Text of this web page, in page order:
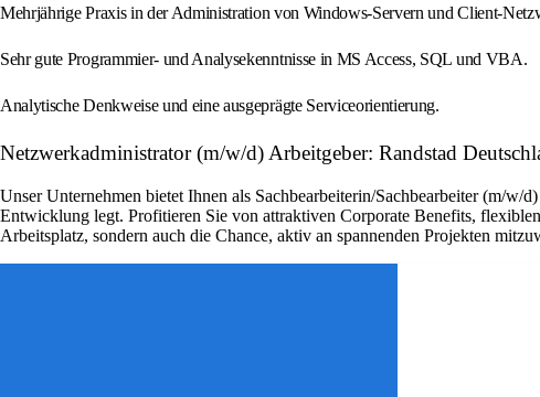
Mehrjährige Praxis in der Administration von Windows-Servern und Client-
Sehr gute Programmier- und Analysekenntnisse in MS Access, SQL und VBA.
Analytische Denkweise und eine ausgeprägte Serviceorientierung.
Netzwerkadministrator (m/w/d) Arbeitgeber: Randstad
Unser Unternehmen bietet Ihnen als Sachbearbeiterin/Sachbearbeiter (m/
Entwicklung legt. Profitieren Sie von attraktiven Corporate Benefits,
Arbeitsplatz, sondern auch die Chance, aktiv an spannenden Projekten